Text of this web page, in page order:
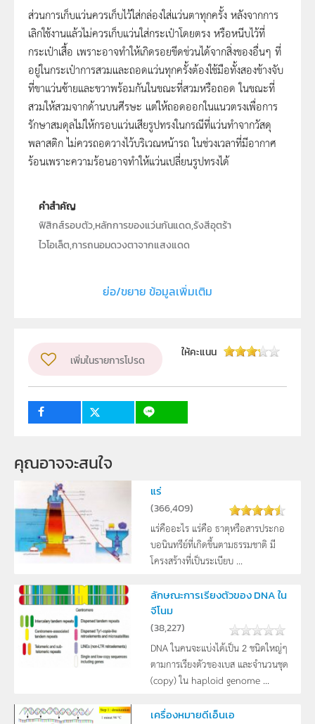
ส่วนการเก็บแว่นควรเก็บไว้ใส่กล่องใส่แว่นตาทุกครั้ง หลังจากการ
เลิกใช้งานแล้วไม่ควรเก็บแว่นใส่กระเป๋าโดยตรง หรือหนีบไว้ที่
กระเป๋าเสื้อ เพราะอาจทำให้เกิดรอยขีดข่วนได้จากสิ่งของอื่นๆ ที่
อยู่ในกระเป๋าการสวมและถอดแว่นทุกครั้งต้องใช้มือทั้งสองข้างจับ
ที่ขาแว่นซ้ายและขวาพร้อมกันในขณะที่สวมหรือถอด ในขณะที่
สวมให้สวมจากด้านบนศีรษะ แต่ให้ถอดออกในแนวตรงเพื่อการ
รักษาสมดุลไม่ให้กรอบแว่นเสียรูปทรงในกรณีที่แว่นทำจากวัสดุ
พลาสติก ไม่ควรถอดวางไว้บริเวณหน้ารถ ในช่วงเวลาที่มีอากาศ
ร้อนเพราะความร้อนอาจทำให้แว่นเปลี่ยนรูปทรงได้
คำสำคัญ
ฟิสิกส์รอบตัว,หลักการของแว่นกันแดด,รังสีอุตร้า
ไวโอเล็ต,การถนอมดวงตาจากแสงแดด
วีทิต วรรณเลิศลักษณ์
วิชา
ฟิสิกส์
ระดับชั้น
ย่อ/ขยาย ข้อมูลเพิ่มเติม
เพิ่มในรายการโปรด
ให้คะแนน
คุณอาจจะสนใจ
แร่
(366,409)
แร่คืออะไร แร่คือ ธาตุหรือสารประกอ
บอนินทรีย์ที่เกิดขึ้นตามธรรมชาติ มี
โครงสร้างที่เป็นระเบียบ ...
ลักษณะการเรียงตัวของ DNA ใน
จีโนม
(38,227)
DNA ในคนจะแบ่งได้เป็น 2 ชนิดใหญ่ๆ
ตามการเรียงตัวของเบส และจำนวนชุด
(copy) ใน haploid genome ...
เครื่องหมายดีเอ็นเอ